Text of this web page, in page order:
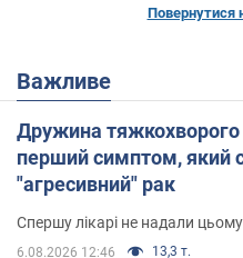
Повернутися
Важливе
Дружина
перший симптом, який
"агресивний" рак
Спершу лікарі не надали
6.08.2026 12:46 13,3 т.